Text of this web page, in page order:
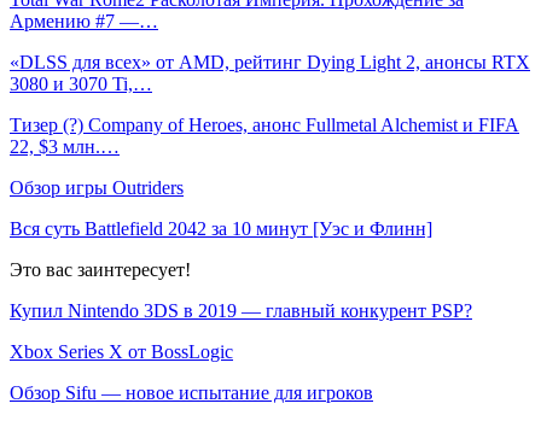
Армению #7 —…
«DLSS для всех» от AMD, рейтинг Dying Light 2, анонсы RTX
3080 и 3070 Ti,…
Тизер (?) Company of Heroes, анонс Fullmetal Alchemist и FIFA
22, $3 млн.…
Обзор игры Outriders
Вся суть Battlefield 2042 за 10 минут [Уэс и Флинн]
Это вас заинтересует!
Купил Nintendo 3DS в 2019 — главный конкурент PSP?
Xbox Series X от BossLogic
Обзор Sifu — новое испытание для игроков